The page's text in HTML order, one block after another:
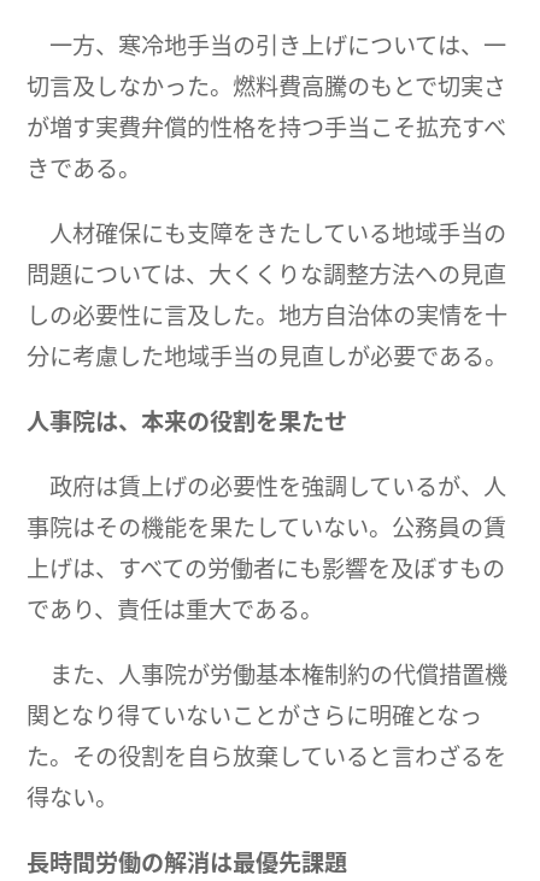
一方、寒冷地手当の引き上げについては、一
切言及しなかった。燃料費高騰のもとで切実さ
が増す実費弁償的性格を持つ手当こそ拡充すべ
きである。
人材確保にも支障をきたしている地域手当の
問題については、大くくりな調整方法への見直
しの必要性に言及した。地方自治体の実情を十
分に考慮した地域手当の見直しが必要である。
人事院は、本来の役割を果たせ
政府は賃上げの必要性を強調しているが、人
事院はその機能を果たしていない。公務員の賃
上げは、すべての労働者にも影響を及ぼすもの
であり、責任は重大である。
また、人事院が労働基本権制約の代償措置機
関となり得ていないことがさらに明確となっ
た。その役割を自ら放棄していると言わざるを
得ない。
長時間労働の解消は最優先課題